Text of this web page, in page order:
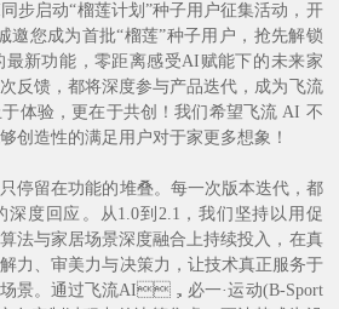
步启动“榴莲计划”种子用户征集活动，开
邀您成为首批“榴莲”种子用户，抢先解锁
最新功能，零距离感受AI赋能下的未来家
次反馈，都将深度参与产品迭代，成为飞流
于体验，更在于共创！我们希望飞流 AI 不
创造性的满足用户对于家更多想象！
留在功能的堆叠。每一次版本迭代，都
度回应。从1.0到2.1，我们坚持以用促
、算法与家居场景深度融合上持续投入，在真
、审美力与决策力，让技术真正服务于
场景。通过飞流AI，必一·运动(B-Sport